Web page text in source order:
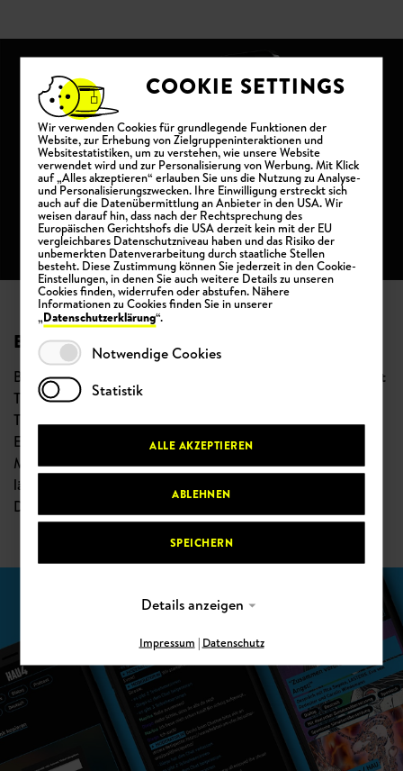
BESONDERE FUNKTIONEN
Bei kostenpflichtigen Events gibt es eine eigene Paywall mit
Ticketcode-Validierung, welche per Schnittstelle an das
Ticketing-System von Reservix gekoppelt ist. Für Live-
Events gibt es einen eigenen Chat, der von
Mitarbeiter:innen des HAU moderiert wird. Die HAUthek
lädt mit eigener Such- und Filterfunktion zum
Durchstöbern vergangener Events ein.
COOKIE SETTINGS
Wir verwenden Cookies für grundlegende Funktionen der
Website, zur Erhebung von Zielgruppeninteraktionen und
Websitestatistiken, um zu verstehen, wie unsere Website
verwendet wird und zur Personalisierung von Werbung. Mit Klick
auf „Alles akzeptieren“ erlauben Sie uns die Nutzung zu Analyse-
und Personalisierungszwecken. Ihre Einwilligung erstreckt sich
auch auf die Datenübermittlung an Anbieter in den USA. Wir
weisen darauf hin, dass nach der Rechtsprechung des
Europäischen Gerichtshofs die USA derzeit kein mit der EU
vergleichbares Datenschutzniveau haben und das Risiko der
unbemerkten Datenverarbeitung durch staatliche Stellen
besteht. Diese Zustimmung können Sie jederzeit in den Cookie-
Einstellungen, in denen Sie auch weitere Details zu unseren
Cookies finden, widerrufen oder abstufen. Nähere
Informationen zu Cookies finden Sie in unserer
„Datenschutzerklärung“.
Notwendige Cookies
Statistik
ALLE AKZEPTIEREN
ABLEHNEN
SPEICHERN
Details anzeigen
Impressum | Datenschutz